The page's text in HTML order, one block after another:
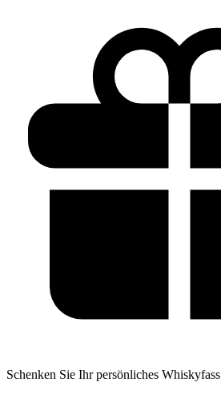
Schenken Sie Ihr persönliches Whiskyfass